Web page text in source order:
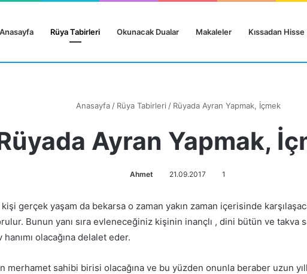
Anasayfa Rüya Tabirleri Okunacak Dualar Makaleler Kıssadan Hisse
Anasayfa / Rüya Tabirleri / Rüyada Ayran Yapmak, İçmek
Ayran Yapmak,
Ahmet 21.09.2017 1
gerçek yaşam da bekarsa o zaman yakın zaman içerisinde
Bunun yanı sıra evleneceğiniz kişinin inançlı , dini bütün ve takva
olacağına delalet eder.
merhamet sahibi birisi olacağına ve bu yüzden onunla beraber uzun